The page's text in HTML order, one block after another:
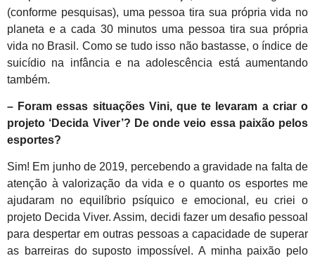
(conforme pesquisas), uma pessoa tira sua própria vida no
planeta e a cada 30 minutos uma pessoa tira sua própria
vida no Brasil. Como se tudo isso não bastasse, o índice de
suicídio na infância e na adolescência está aumentando
também.
– Foram essas situações Vini, que te levaram a criar o
projeto ‘Decida Viver’? De onde veio essa paixão pelos
esportes?
Sim! Em junho de 2019, percebendo a gravidade na falta de
atenção à valorização da vida e o quanto os esportes me
ajudaram no equilíbrio psíquico e emocional, eu criei o
projeto Decida Viver. Assim, decidi fazer um desafio pessoal
para despertar em outras pessoas a capacidade de superar
as barreiras do suposto impossível. A minha paixão pelo